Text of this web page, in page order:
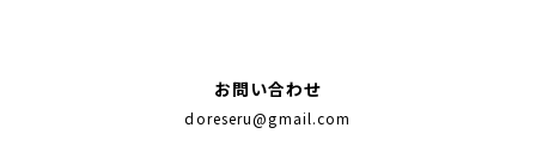
お問い合わせ
doreseru@gmail.com